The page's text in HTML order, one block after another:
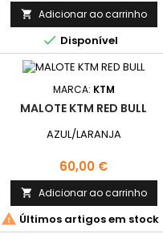
 Adicionar ao carrinho
 Disponível
MARCA: KTM
MALOTE KTM RED BULL
AZUL/LARANJA
Preço
60,00 €
 Adicionar ao carrinho
 Últimos artigos em stock